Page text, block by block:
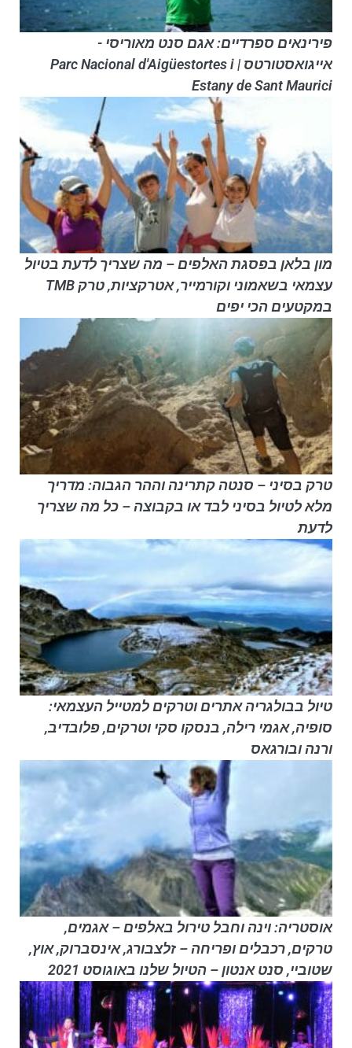
פירינאים ספרדיים: אגם סנט מאוריסי -
אייגואסטורטס | Parc Nacional d'Aigüestortes i
Estany de Sant Maurici
מון בלאן בפסגת האלפים – מה שצריך לדעת בטיול
עצמאי בשאמוני וקורמייר, אטרקציות, טרק TMB
במקטעים הכי יפים
טרק בסיני – סנטה קתרינה וההר הגבוה: מדריך
מלא לטיול בסיני לבד או בקבוצה – כל מה שצריך
לדעת
טיול בבולגריה אתרים וטרקים למטייל העצמאי:
סופיה, אגמי רילה, בנסקו סקי וטרקים, פלובדיב,
ורנה ובורגאס
אוסטריה: וינה וחבל טירול באלפים – אגמים,
טרקים, רכבלים ופריחה – זלצבורג, אינסברוק, אוץ,
שטוביי, סנט אנטון – הטיול שלנו באוגוסט 2021